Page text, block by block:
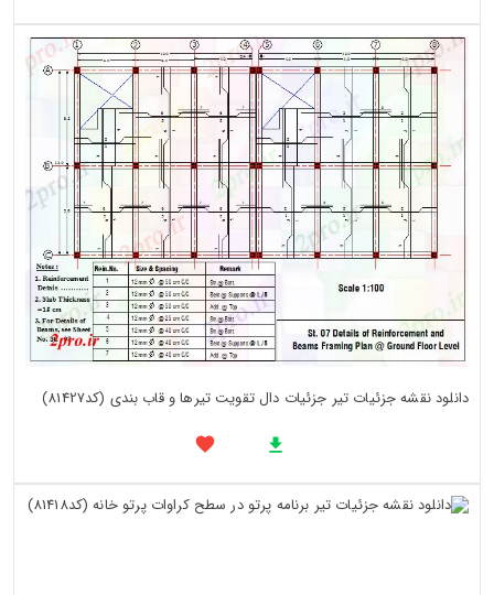
دانلود نقشه جزئیات تیر جزئیات دال تقویت تیرها و قاب بندی (کد81427)